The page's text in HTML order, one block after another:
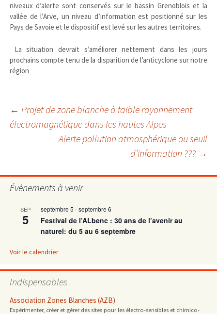
niveaux d’alerte sont conservés sur le bassin Grenoblois et la
vallée de l’Arve, un niveau d’information est positionné sur les
Pays de Savoie et le dispositif est levé sur les autres territoires.
La situation devrait s’améliorer nettement dans les jours
prochains compte tenu de la disparition de l’anticyclone sur notre
région
Navigation
articles
← Projet de zone blanche à faible rayonnement
électromagnétique dans les hautes Alpes
Alerte pollution atmosphérique ou seuil
d’information ??? →
Évènements à venir
SEP
5
septembre 5 -septembre 6
Festival de l’ALbenc : 30 ans de l’avenir au
naturel: du 5 au 6 septembre
Voir le calendrier
Indispensables
Association Zones Blanches (AZB)
Expérimenter, créer et gérer des sites pour les électro-sensibles et chimico-